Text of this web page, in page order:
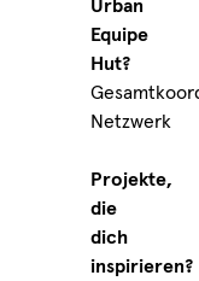
Urban
Equipe
Hut?
Netzwerk
Projekte,
die
dich
inspirieren?